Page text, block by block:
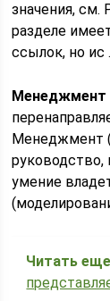
значения, см.
разделе
ссылок, но ис
Менеджмент
Менеджмент
умение
Читать